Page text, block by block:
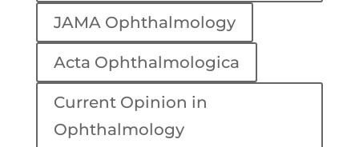
JAMA Ophthalmology
Acta Ophthalmologica
Current Opinion in
Ophthalmology